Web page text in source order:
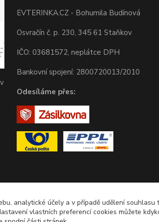
EVTERINKA.CZ - Bohumila Budínová
Osvračín č. p. 230, 345 61 Staňkov
IČO: 03681572, neplátce DPH
Bankovní spojení: 2800720013/2010
Odesíláme přes:
analytické účely a v případě udělení souhlasu
vlastních preferencí cookies můžete